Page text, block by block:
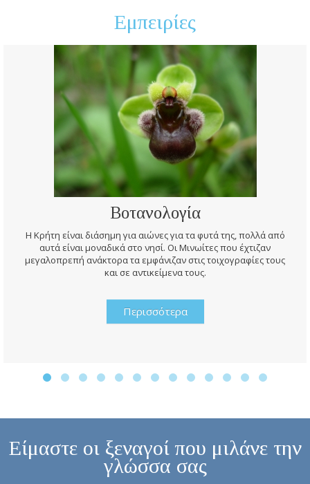
Εμπειρίες
Βοτανολογία
Η Κρήτη είναι διάσημη για αιώνες για τα φυτά της, πολλά από
αυτά είναι μοναδικά στο νησί. Οι Μινωίτες που έχτιζαν
μεγαλοπρεπή ανάκτορα τα εμφάνιζαν στις τοιχογραφίες τους
και σε αντικείμενα τους.
Περισσότερα
Είμαστε οι ξεναγοί που μιλάνε την
γλώσσα σας